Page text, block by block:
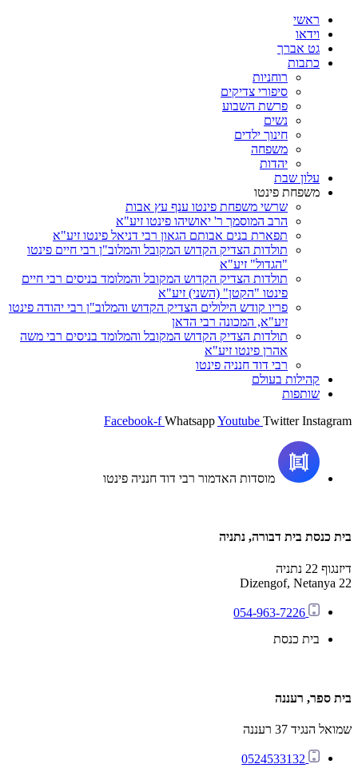
ראשי
וידאו
גט אברך
כתבות
רוחניות
סיפורי צדיקים
פרשת השבוע
נשים
חינוך ילדים
משפחה
יהדות
עלון שבת
משפחת פינטו
שרשי משפחת פינטו ענף עץ אבות
הרב המוסמך ר' יאושיהו פינטו זיע"א
תפארת בנים אבותם הגאון רבי דניאל פינטו זיע"א
תולדות הצדיק הקדוש המקובל והמלוב"ן רבי חיים פינטו
"הגדול" זיע"א
תולדות הצדיק הקדוש המקובל והמלומד בניסים רבי חיים
פינטו "הקטן" (השני) זיע"א
פריו קודש הילולים הצדיק הקדוש והמלוב"ן רבי יהודה פינטו
זיע"א, המכונה רבי הדאן
תולדות הצדיק הקדוש המקובל והמלומד בניסים רבי משה
אהרן פינטו זיע"א
רבי דוד חנניה פינטו
קהילות בעולם
שותפות
Facebook-f WhatsappYoutube Twitter Instagram
מוסדות האדמור רבי דוד חנניה פינטו
בית כנסת בית דבורה, נתניה
דיזנגוף 22 נתניה
22 Dizengof, Netanya
054-963-7226
בית כנסת
בית ספר, רעננה
שמואל הנגיד 37 רעננה
0524533132